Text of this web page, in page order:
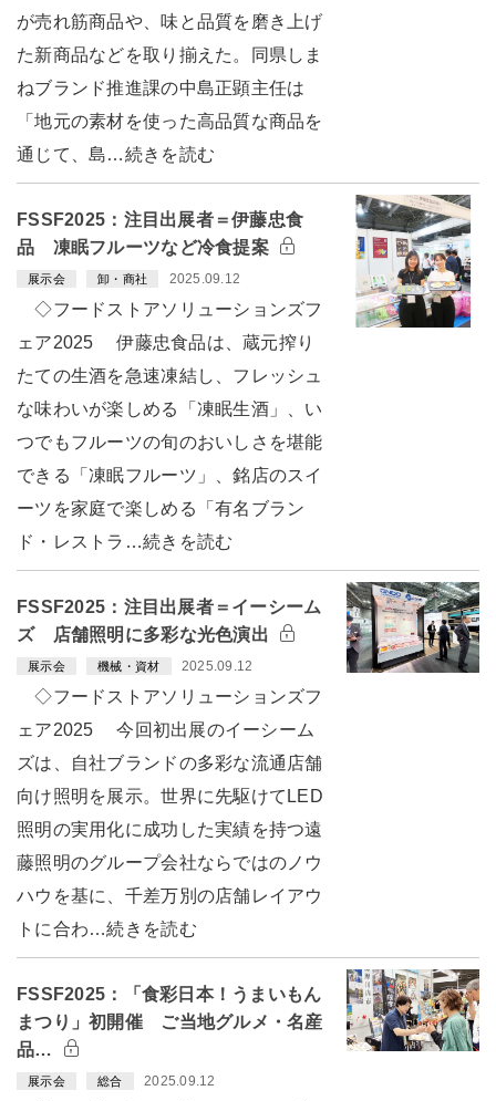
が売れ筋商品や、味と品質を磨き上げ
た新商品などを取り揃えた。同県しま
ねブランド推進課の中島正顕主任は
「地元の素材を使った高品質な商品を
通じて、島…続きを読む
FSSF2025：注目出展者＝伊藤忠食
品 凍眠フルーツなど冷食提案
展示会 卸・商社 2025.09.12
◇フードストアソリューションズフ
ェア2025 伊藤忠食品は、蔵元搾り
たての生酒を急速凍結し、フレッシュ
な味わいが楽しめる「凍眠生酒」、い
つでもフルーツの旬のおいしさを堪能
できる「凍眠フルーツ」、銘店のスイ
ーツを家庭で楽しめる「有名ブラン
ド・レストラ…続きを読む
FSSF2025：注目出展者＝イーシーム
ズ 店舗照明に多彩な光色演出
展示会 機械・資材 2025.09.12
◇フードストアソリューションズフ
ェア2025 今回初出展のイーシーム
ズは、自社ブランドの多彩な流通店舗
向け照明を展示。世界に先駆けてLED
照明の実用化に成功した実績を持つ遠
藤照明のグループ会社ならではのノウ
ハウを基に、千差万別の店舗レイアウ
トに合わ…続きを読む
FSSF2025：「食彩日本！うまいもん
まつり」初開催 ご当地グルメ・名産
品…
展示会 総合 2025.09.12